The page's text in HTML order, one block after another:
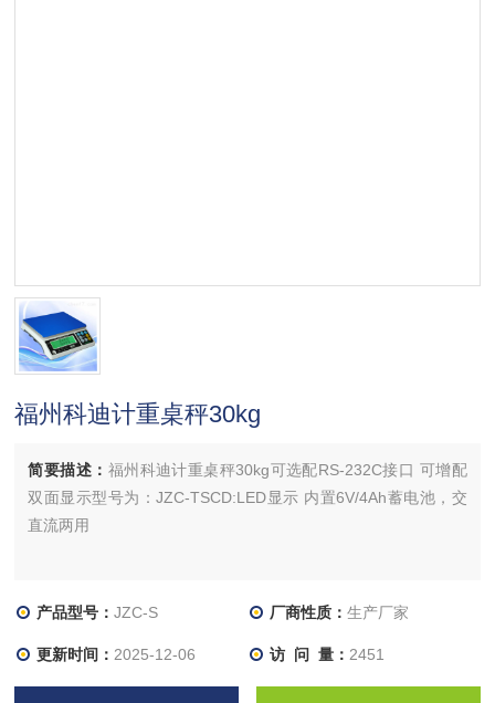
福州科迪计重桌秤30kg
简要描述： 福州科迪计重桌秤30kg可选配RS-232C接口 可增配
双面显示型号为：JZC-TSCD:LED显示 内置6V/4Ah蓄电池，交
直流两用
产品型号：JZC-S 厂商性质： 生产厂家
更新时间： 2025-12-06 访 问 量： 2451